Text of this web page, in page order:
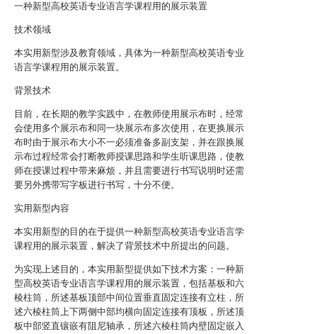
一种新型高校英语专业语言学课程用的展示装置
技术领域
本实用新型涉及教育领域，具体为一种新型高校英语专业
语言学课程用的展示装置。
背景技术
目前，在长期的教学实践中，在教师使用展示布时，经常
会使用多个展示布和同一块展示布多次使用，在更换展示
布时由于展示布大小不一必须准备多副支架，并在跟换展
示布过程经常会打断教师授课思路和学生听课思路，使教
师在授课过程中带来麻烦，并且需要进行书写说明时还需
要另外携带写字板进行书写，十分不便。
实用新型内容
本实用新型的目的在于提供一种新型高校英语专业语言学
课程用的展示装置，解决了背景技术中所提出的问题。
为实现上述目的，本实用新型提供如下技术方案：一种新
型高校英语专业语言学课程用的展示装置，包括基板和六
棱柱筒，所述基板顶部中间位置垂直固定连接有立柱，所
述六棱柱筒上下两侧中部均横向固定连接有顶板，所述顶
板中部竖直镶嵌有阻尼轴承，所述六棱柱筒内壁固定嵌入